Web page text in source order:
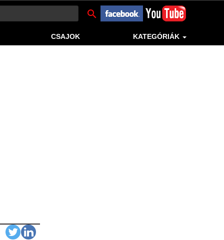
search
CSAJOK KATEGÓRIÁK